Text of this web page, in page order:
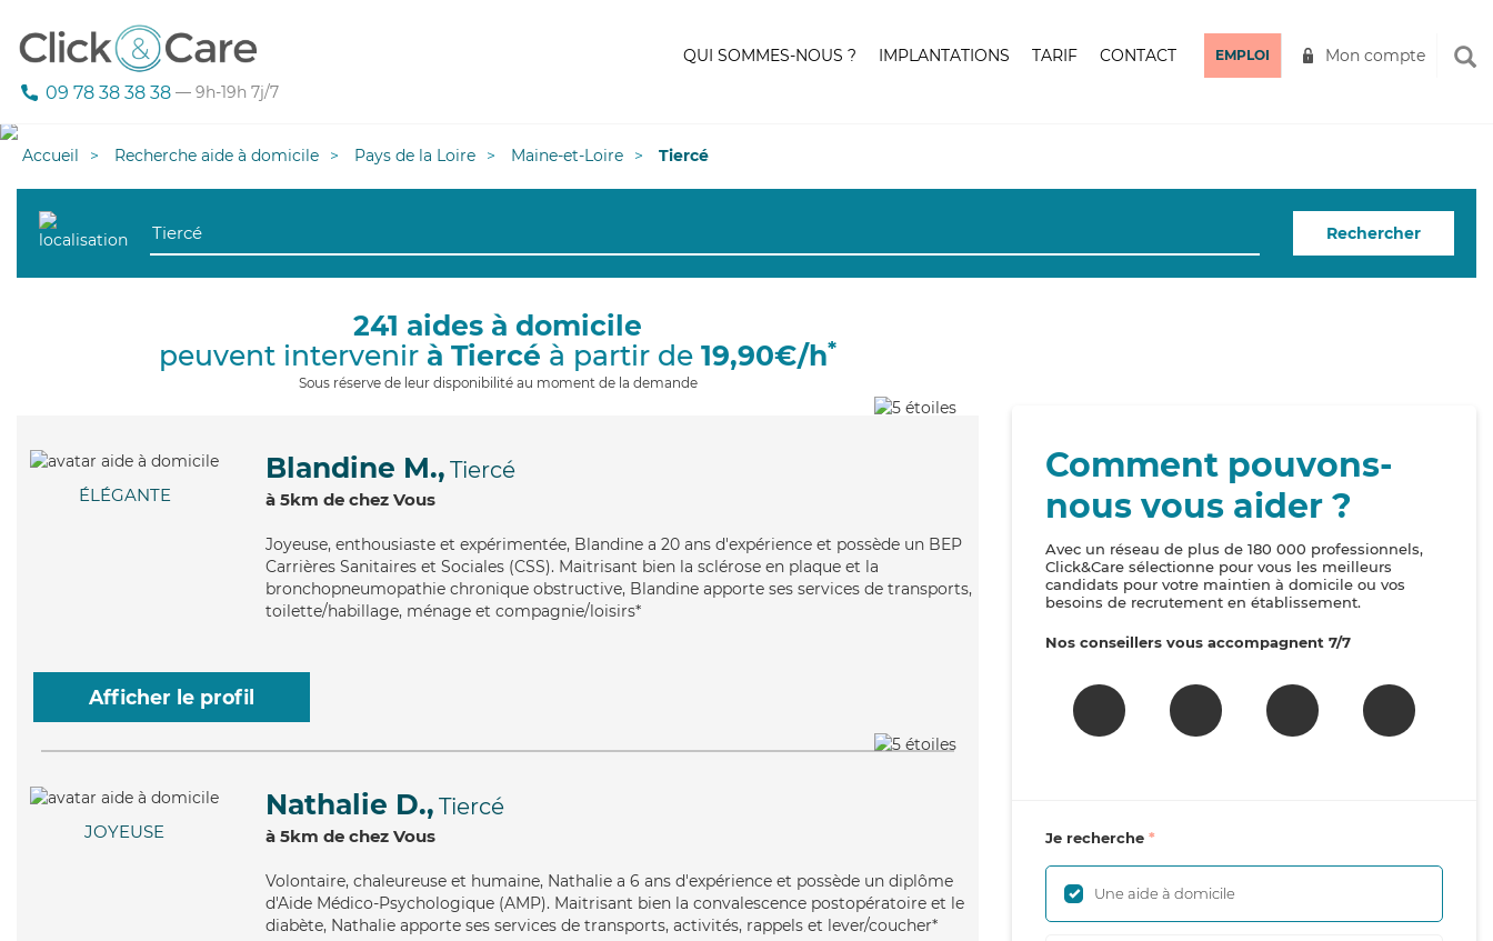
09 78 38 38 38 — 9h-19h 7j/7
QUI SOMMES-NOUS ? IMPLANTATIONS TARIF CONTACT EMPLOI Mon compte
Accueil Recherche aide à domicile Pays de la Loire Maine-et-Loire Tiercé
Rechercher
241 aides à domicile
peuvent intervenir à Tiercé à partir de 19,90€/h*
Sous réserve de leur disponibilité au moment de la demande
ÉLÉGANTE
Blandine M., Tiercé
à 5km de chez Vous
Joyeuse, enthousiaste et expérimentée, Blandine a 20 ans d'expérience et possède un BEP
Carrières Sanitaires et Sociales (CSS). Maitrisant bien la sclérose en plaque et la
bronchopneumopathie chronique obstructive, Blandine apporte ses services de transports,
toilette/habillage, ménage et compagnie/loisirs*
Afficher le profil
JOYEUSE
Nathalie D., Tiercé
à 5km de chez Vous
Volontaire, chaleureuse et humaine, Nathalie a 6 ans d'expérience et possède un diplôme
d'Aide Médico-Psychologique (AMP). Maitrisant bien la convalescence postopératoire et le
diabète, Nathalie apporte ses services de transports, activités, rappels et lever/coucher*
Comment pouvons-
nous vous aider ?
Avec un réseau de plus de 180 000 professionnels,
Click&Care sélectionne pour vous les meilleurs
candidats pour votre maintien à domicile ou vos
besoins de recrutement en établissement.
Nos conseillers vous accompagnent 7/7
Je recherche
Une aide à domicile